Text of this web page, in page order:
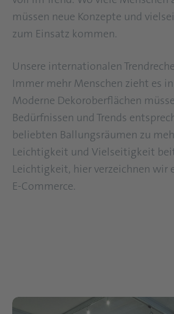
müssen neue Konzepte und
zum Einsatz kommen.
Unsere internationalen
Immer mehr Menschen zieht es
Moderne Dekoroberflächen
Bedürfnissen und Trends
beliebten Ballungsräumen zu
Leichtigkeit und Vielseitigkeit
Leichtigkeit, hier verzeichnen wir
E-Commerce.